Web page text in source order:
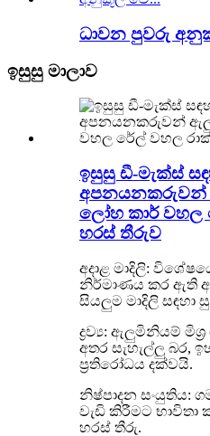
ධාවන පුවරු
ඉසුසු මාලාව
ඉසුසු ඩී-මැක්ස්
අපනයනකරුවන්
ලෝහ කාර් වහල
හරස් තීරුව
අදාළ මාදිලි:
නිර්මාණය කර ඇති
සියලුම මාදිලි සඳහා
ද්‍රව්‍ය: ඇලුමිනියම්
අතර සැහැල්ලු බර,
ප්‍රතිරෝධය දක්වයි.
නිෂ්පාදන සංයුතිය:
වැඩි කිරීමට
හරස් තීරු.